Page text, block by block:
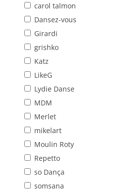
carol talmon
Dansez-vous
Girardi
grishko
Katz
LikeG
Lydie Danse
MDM
Merlet
mikelart
Moulin Roty
Repetto
so Dança
somsana